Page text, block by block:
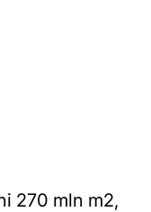
270 mln m2,